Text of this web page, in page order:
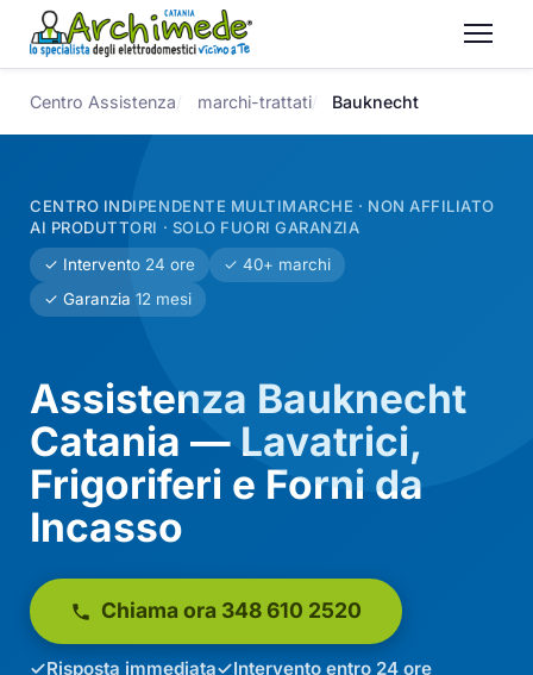
Centro Assistenza marchi-trattati Bauknecht
CENTRO INDIPENDENTE MULTIMARCHE · NON AFFILIATO
AI PRODUTTORI · SOLO FUORI GARANZIA
✓ Intervento 24 ore
✓ 40+ marchi
✓ Garanzia 12 mesi
Assistenza Bauknecht
Catania — Lavatrici,
Frigoriferi e Forni da
Incasso
Chiama ora 348 610 2520
Risposta immediata Intervento entro 24 ore